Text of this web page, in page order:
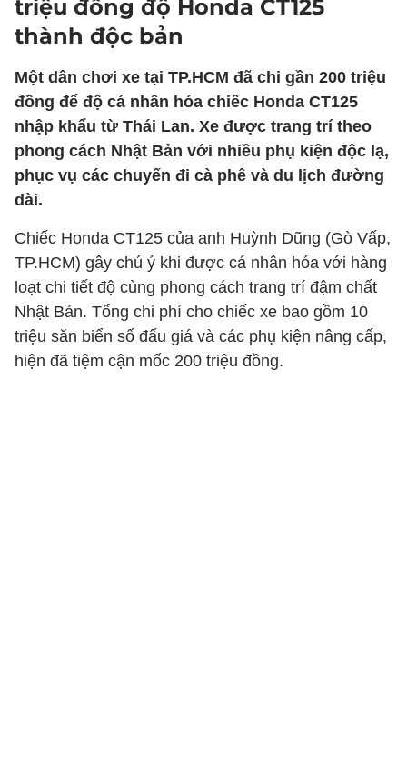
triệu đồng độ Honda CT125
thành độc bản
Một dân chơi xe tại TP.HCM đã chi gần 200 triệu
đồng để độ cá nhân hóa chiếc Honda CT125
nhập khẩu từ Thái Lan. Xe được trang trí theo
phong cách Nhật Bản với nhiều phụ kiện độc lạ,
phục vụ các chuyến đi cà phê và du lịch đường
dài.
Chiếc Honda CT125 của anh Huỳnh Dũng (Gò Vấp,
TP.HCM) gây chú ý khi được cá nhân hóa với hàng
loạt chi tiết độ cùng phong cách trang trí đậm chất
Nhật Bản. Tổng chi phí cho chiếc xe bao gồm 10
triệu săn biển số đấu giá và các phụ kiện nâng cấp,
hiện đã tiệm cận mốc 200 triệu đồng.